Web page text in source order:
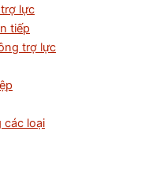
lực
tiếp
trợ lực
các loại